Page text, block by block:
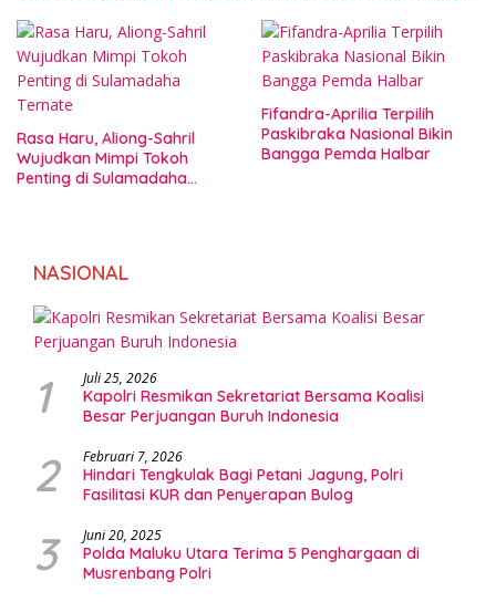
Rasa Haru, Aliong-Sahril
Wujudkan Mimpi Tokoh
Penting di Sulamadaha
Fifandra-Aprilia Terpilih
Paskibraka Nasional Bikin
Bangga Pemda Halbar
NASIONAL
1 Juli 25, 2026
Kapolri Resmikan Sekretariat Bersama Koalisi
Besar Perjuangan Buruh Indonesia
2 Februari 7, 2026
Hindari Tengkulak Bagi Petani Jagung, Polri
Fasilitasi KUR dan Penyerapan Bulog
3 Juni 20, 2025
Polda Maluku Utara Terima 5 Penghargaan di
Musrenbang Polri